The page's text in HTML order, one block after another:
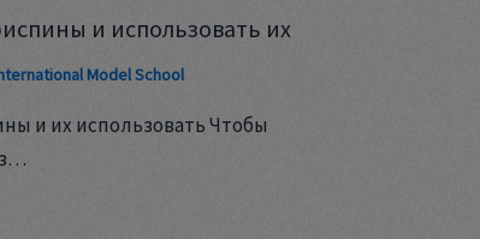
и использовать их
Model School
и их использовать Чтобы